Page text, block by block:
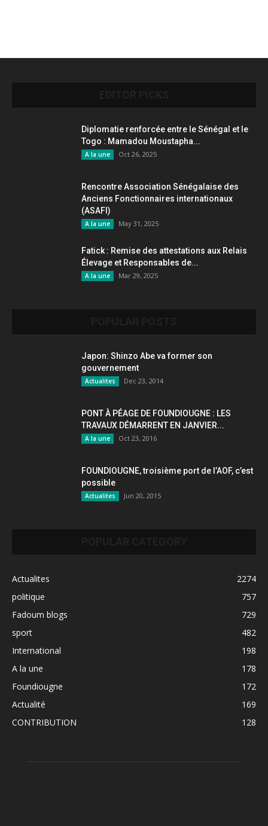
Diplomatie renforcée entre le Sénégal et le
Togo : Mamadou Moustapha...
A la une Oct 26, 2025
Rencontre Association Sénégalaise des
Anciens Fonctionnaires internationaux
(ASAFI)
A la une May 31, 2025
Fatick : Remise des attestations aux Relais
Élevage et Responsables de...
A la une Mar 29, 2025
Japon: Shinzo Abe va former son
gouvernement
Actualites Dec 23, 2014
PONT À PÉAGE DE FOUNDIOUGNE : LES
TRAVAUX DÉMARRENT EN JANVIER...
A la une Oct 23, 2016
FOUNDIOUGNE, troisième port de l’AOF, c’est
possible
Actualites Jun 20, 2015
Actualites
2274
politique
757
Fadoum blogs
729
sport
482
International
198
A la une
178
Foundiougne
172
Actualité
169
CONTRIBUTION
128